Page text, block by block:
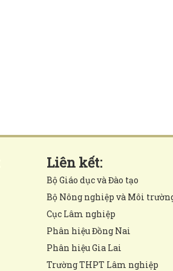
Liên kết:
Bộ Giáo dục và Đào tạo
Bộ Nông nghiệp và Môi
Cục Lâm nghiệp
Phân hiệu Đồng Nai
Phân hiệu Gia Lai
Trường THPT Lâm nghiệp